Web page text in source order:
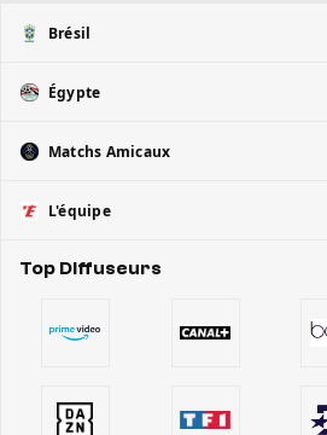
Brésil
Égypte
Matchs Amicaux
L'équipe
Top Diffuseurs